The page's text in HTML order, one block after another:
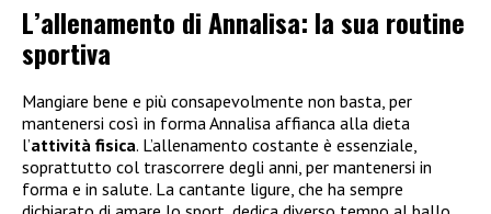
L’allenamento di Annalisa: la sua routine
sportiva
Mangiare bene e più consapevolmente non basta, per
mantenersi così in forma Annalisa affianca alla dieta
l’attività fisica. L’allenamento costante è essenziale,
soprattutto col trascorrere degli anni, per mantenersi in
forma e in salute. La cantante ligure, che ha sempre